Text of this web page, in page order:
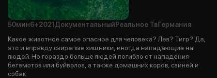
50мин6+2021 Документальный Реальное Тв Германия
Какое животное самое опасное для человека? Лев? Тигр? Да,
это и вправду свирепые хищники, иногда нападающие на
людей. Но гораздо больше людей погибло от нападения
бегемотов или буйволов, а также домашних коров, свиней и
собак.